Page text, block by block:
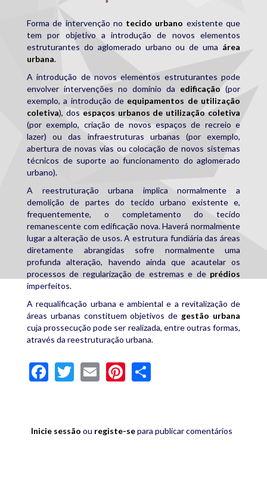
Forma de intervenção no tecido urbano existente que
tem por objetivo a introdução de novos elementos
estruturantes do aglomerado urbano ou de uma área
urbana.
A introdução de novos elementos estruturantes pode
envolver intervenções no domínio da edificação (por
exemplo, a introdução de equipamentos de utilização
coletiva), dos espaços urbanos de utilização coletiva
(por exemplo, criação de novos espaços de recreio e
lazer) ou das infraestruturas urbanas (por exemplo,
abertura de novas vias ou colocação de novos sistemas
técnicos de suporte ao funcionamento do aglomerado
urbano).
A reestruturação urbana implica normalmente a
demolição de partes do tecido urbano existente e,
frequentemente, o completamento do tecido
remanescente com edificação nova. Haverá normalmente
lugar a alteração de usos. A estrutura fundiária das áreas
diretamente abrangidas sofre normalmente uma
profunda alteração, havendo ainda que acautelar os
processos de regularização de estremas e de prédios
imperfeitos.
A requalificação urbana e ambiental e a revitalização de
áreas urbanas constituem objetivos de gestão urbana
cuja prossecução pode ser realizada, entre outras formas,
através da reestruturação urbana.
Facebook
Twitter
EmailPinterest
Inicie sessão ou registe-separa publicar comentários